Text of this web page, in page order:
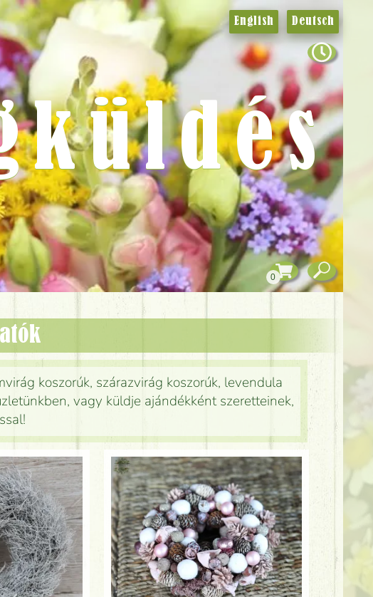
koszorúk, szárazvirág koszorúk, levendula
vagy küldje ajándékként szeretteinek,
English Deutsch
0